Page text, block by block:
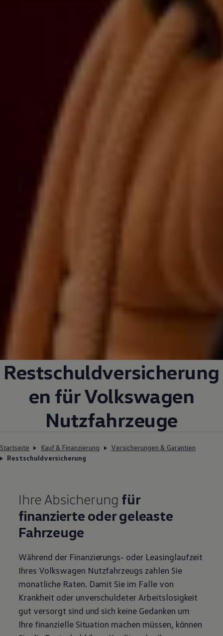
Restschuldversicherung
en fürVolkswagen
Nutzfahrzeuge
Startseite Kauf & Finanzierung
Versicherungen & Garantien
Restschuldversicherung
Ihre Absicherung für
finanzierte oder geleaste
Fahrzeuge
Während der Finanzierungs- oder Leasinglaufzeit
Ihres Volkswagen Nutzfahrzeugs zahlen Sie
monatliche Raten. Damit Sie im Falle von
Krankheit oder unverschuldeter Arbeitslosigkeit
gut versorgt sind und sich keine Gedanken um
Ihre finanzielle Situation machen müssen, können